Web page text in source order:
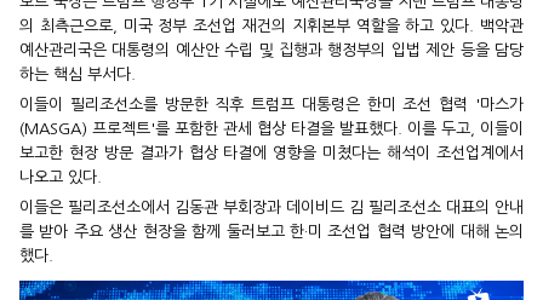
의 최측근으로, 미국 정부 조선업 재건의 지휘본부 역할을 하고 있다. 백악관
예산관리국은 대통령의 예산안 수립 및 집행과 행정부의 입법 제안 등을 담당
하는 핵심 부서다.
이들이 필리조선소를 방문한 직후 트럼프 대통령은 한미 조선 협력 '마스가
(MASGA) 프로젝트'를 포함한 관세 협상 타결을 발표했다. 이를 두고, 이들이
보고한 현장 방문 결과가 협상 타결에 영향을 미쳤다는 해석이 조선업계에서
나오고 있다.
이들은 필리조선소에서 김동관 부회장과 데이비드 김 필리조선소 대표의 안내
를 받아 주요 생산 현장을 함께 둘러보고 한·미 조선업 협력 방안에 대해 논의
했다.